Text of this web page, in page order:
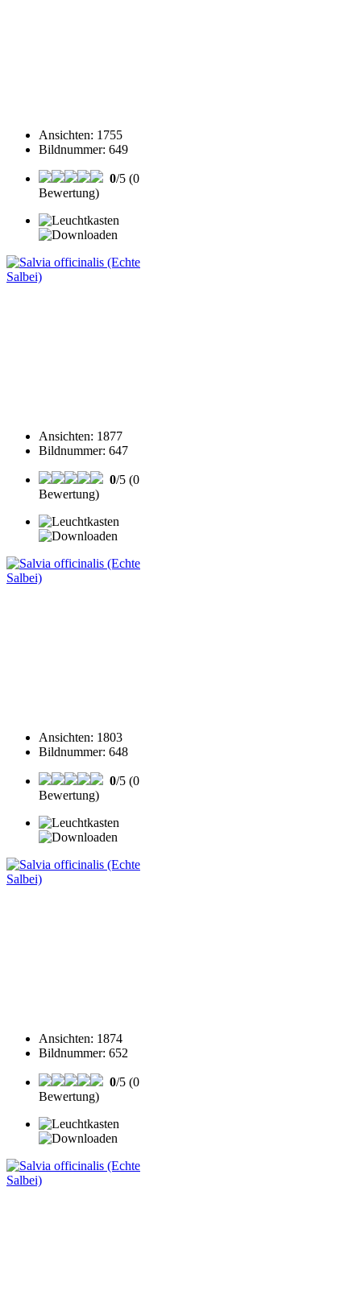
Ansichten: 1755
Bildnummer: 649
0/5 (0
Bewertung)
Ansichten: 1877
Bildnummer: 647
0/5 (0
Bewertung)
Ansichten: 1803
Bildnummer: 648
0/5 (0
Bewertung)
Ansichten: 1874
Bildnummer: 652
0/5 (0
Bewertung)